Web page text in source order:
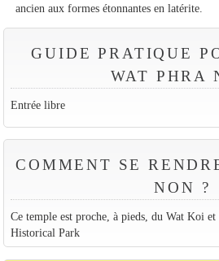
ancien aux formes étonnantes en latérite.
GUIDE PRATIQUE
WAT PHRA
Entrée libre
COMMENT SE
NON ?
Ce temple est proche, à pieds, du Wat Koi
Historical Park